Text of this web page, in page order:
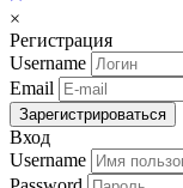
×
Регистрация
Username
Email
Зарегистрироваться
Вход
Username